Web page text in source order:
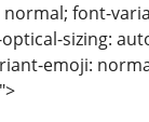
font-
sizing:
emoji: